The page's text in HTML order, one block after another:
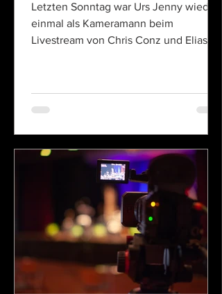
Letzten Sonntag war Urs Jenny wieder
einmal als Kameramann beim
Livestream von Chris Conz und Elias